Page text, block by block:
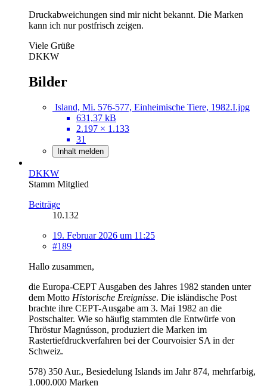
Druckabweichungen sind mir nicht bekannt. Die Marken
kann ich nur postfrisch zeigen.
Viele Grüße
DKKW
Bilder
Island, Mi. 576-577, Einheimische Tiere, 1982.I.jpg
631,37 kB
2.197 × 1.133
31
Inhalt melden
DKKW
Stamm Mitglied
Beiträge
10.132
19. Februar 2026 um 11:25
#189
Hallo zusammen,
die Europa-CEPT Ausgaben des Jahres 1982 standen unter
dem Motto Historische Ereignisse. Die isländische Post
brachte ihre CEPT-Ausgabe am 3. Mai 1982 an die
Postschalter. Wie so häufig stammten die Entwürfe von
Thröstur Magnússon, produziert die Marken im
Rastertiefdruckverfahren bei der Courvoisier SA in der
Schweiz.
578) 350 Aur., Besiedelung Islands im Jahr 874, mehrfarbig,
1.000.000 Marken